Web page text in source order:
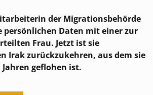
der Migrationsbehörde
persönlichen Daten mit einer zur
Frau. Jetzt ist sie
Irak zurückzukehren, aus dem sie
geflohen ist.